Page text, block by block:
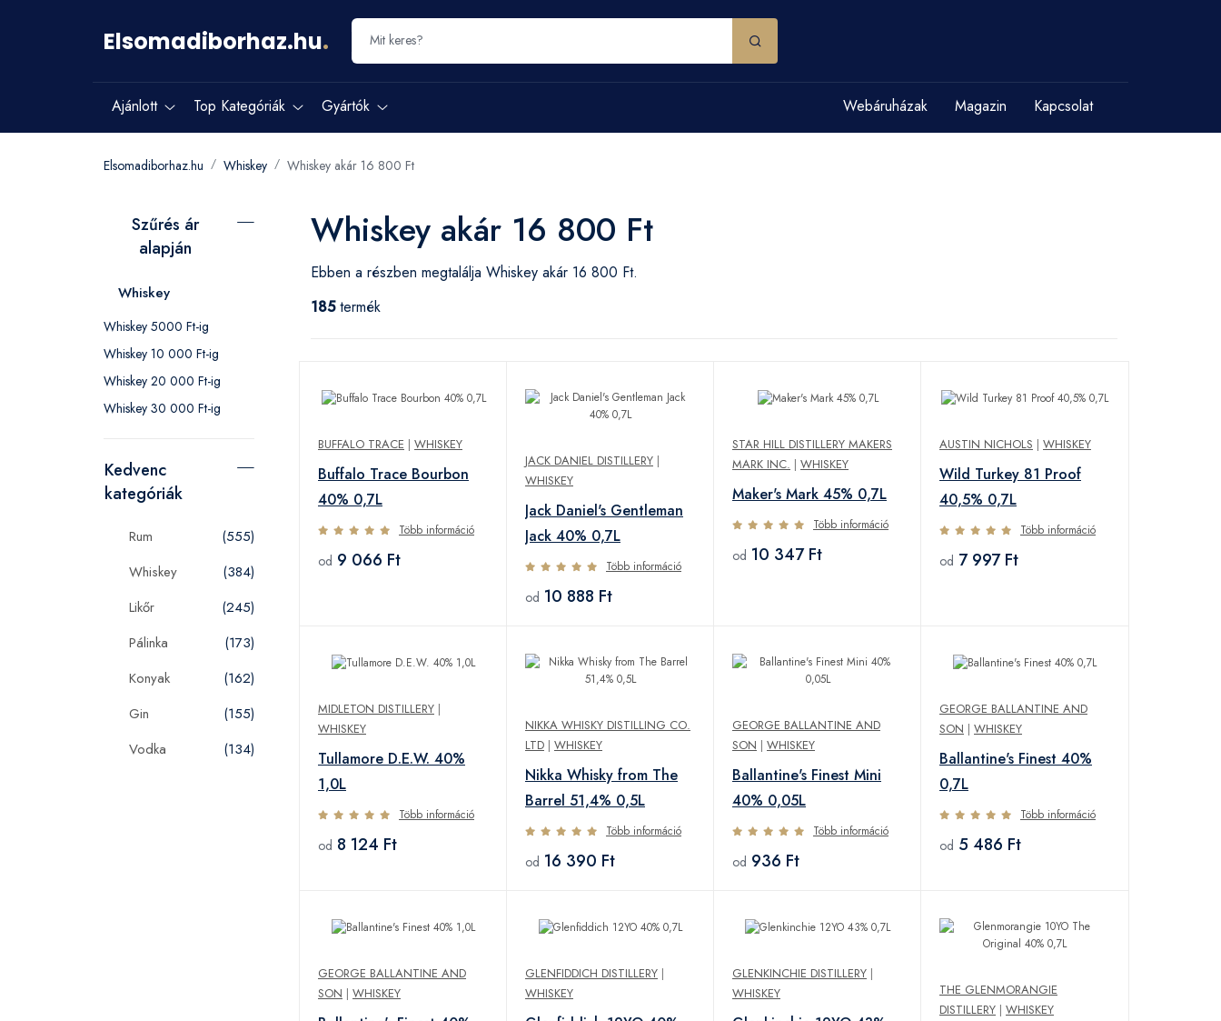
Elsomadiborhaz.hu.
Ajánlott Top Kategóriák Gyártók Webáruházak Magazin Kapcsolat
Elsomadiborhaz.hu Whiskey Whiskey akár 16 800 Ft
Szűrés ár
alapján
Whiskey
Whiskey 5000 Ft-ig
Whiskey 10 000 Ft-ig
Whiskey 20 000 Ft-ig
Whiskey 30 000 Ft-ig
Kedvenc
kategóriák
Rum
(555)
Whiskey
(384)
Likőr
(245)
Pálinka
(173)
Konyak
(162)
Gin
(155)
Vodka
(134)
Whiskey akár 16 800 Ft
Ebben a részben megtalálja Whiskey akár 16 800 Ft.
185termék
BUFFALO TRACE | WHISKEY
Buffalo Trace Bourbon
40% 0,7L
Több információ
od 9 066 Ft
JACK DANIEL DISTILLERY |
WHISKEY
Jack Daniel's Gentleman
Jack 40% 0,7L
Több információ
od 10 888 Ft
STAR HILL DISTILLERY MAKERS
MARK INC. | WHISKEY
Maker's Mark 45% 0,7L
Több információ
od 10 347 Ft
AUSTIN NICHOLS | WHISKEY
Wild Turkey 81 Proof
40,5% 0,7L
Több információ
od 7 997 Ft
MIDLETON DISTILLERY |
WHISKEY
Tullamore D.E.W. 40%
1,0L
Több információ
od 8 124 Ft
NIKKA WHISKY DISTILLING CO.
LTD | WHISKEY
Nikka Whisky from The
Barrel 51,4% 0,5L
Több információ
od 16 390 Ft
GEORGE BALLANTINE AND
SON | WHISKEY
Ballantine's Finest Mini
40% 0,05L
Több információ
od 936 Ft
GEORGE BALLANTINE AND
SON | WHISKEY
Ballantine's Finest 40%
0,7L
Több információ
od 5 486 Ft
GEORGE BALLANTINE AND
SON | WHISKEY
GLENFIDDICH DISTILLERY |
WHISKEY
GLENKINCHIE DISTILLERY |
WHISKEY
THE GLENMORANGIE
DISTILLERY | WHISKEY